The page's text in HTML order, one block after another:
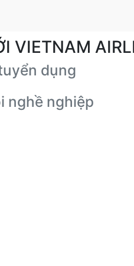
VIETNAM
dụng
nghề nghiệp